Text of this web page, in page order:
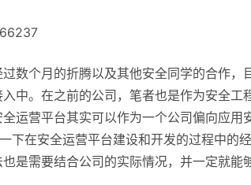
数个月的折腾以及其他安全同学的合作，
中。在之前的公司，笔者也是作为安全工
运营平台其实可以作为一个公司偏向应用
下在安全运营平台建设和开发的过程中的
是需要结合公司的实际情况，并一定就能